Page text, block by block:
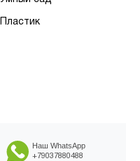
Пластик
Наш WhatsApp
+79037880488